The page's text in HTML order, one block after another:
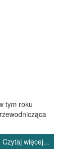
tym roku
Czytaj więcej...